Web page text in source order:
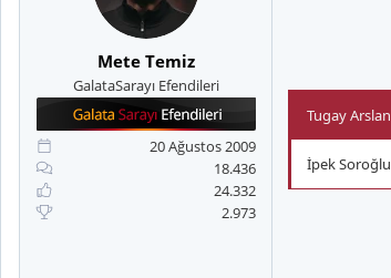
Mete Temiz
GalataSarayı Efendileri
20 Ağustos 2009
18.436
24.332
2.973
Tugay
İpek